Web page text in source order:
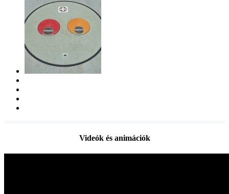
Videók és animációk